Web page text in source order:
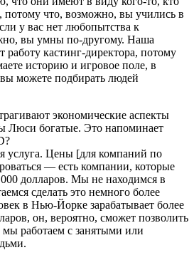
потому что, возможно, вы учились в
у вас нет любопытства к
вы умны по-другому. Наша
работу кастинг-директора, потому
историю и игровое поле, в
можете подбирать людей
экономические аспекты
Люси богатые. Это напоминает
услуга. Цены [для компаний по
— есть компании, которые
долларов. Мы не находимся в
сделать это немного более
в Нью-Йорке зарабатывает более
он, вероятно, сможет позволить
мы работаем с занятыми или